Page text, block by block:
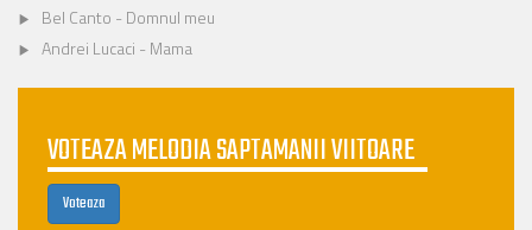
Bel Canto - Domnul meu
Andrei Lucaci - Mama
VOTEAZA MELODIA SAPTAMANII VIITOARE
Voteaza